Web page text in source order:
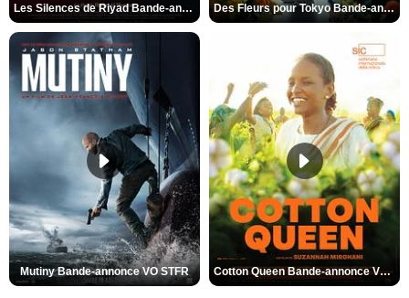
Les Silences de Riyad Bande-annonce VO STFR Des Fleurs pour Tokyo Bande-annonce VO STFR
Mutiny Bande-annonce VO STFR Cotton Queen Bande-annonce VO STFR